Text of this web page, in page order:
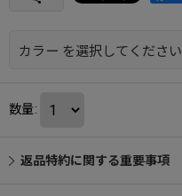
カラー を選択してください
数量:
返品特約に関する重要事項